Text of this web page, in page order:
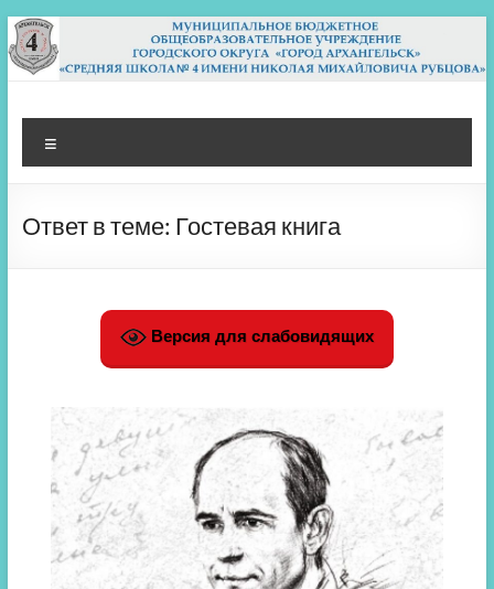
Перейти
к
содержимому
МБОУ СШ 4
Архангельск
Ответ в теме: Гостевая книга
Версия для слабовидящих